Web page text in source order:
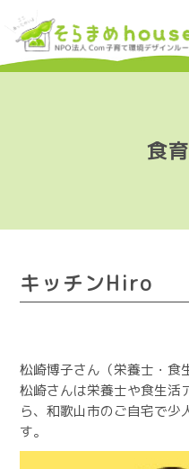
食
キッチンHiro
松崎博子さん（栄養士・食
松崎さんは栄養士や食生活
ら、和歌山市のご自宅で少
す。